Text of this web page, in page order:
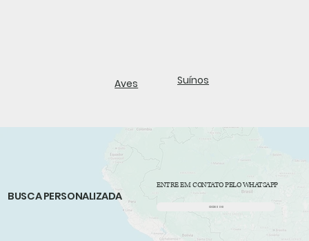
Aves Suínos
BUSCA PERSONALIZADA
ENTRE EM CONTATO PELO WHATSAPP
acesse